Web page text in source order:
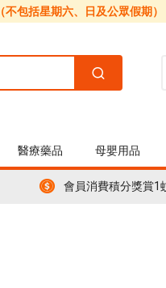
包括星期六、日及公眾假期）
醫療藥品 母嬰用品
會員消費積分獎賞1